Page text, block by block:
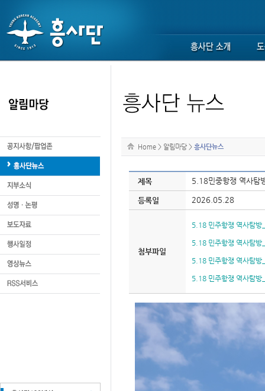
Home > 알림마당 > 흥사단뉴스
제목 5.18민중항쟁 역사탐
등록일 2026.05.28
첨부파일
5.18 민주항쟁 역사탐
5.18 민주항쟁 역사탐
5.18 민주항쟁 역사탐
5.18 민주항쟁 역사탐